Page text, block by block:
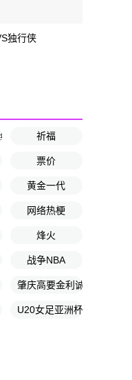
独行侠
第3轮 祈福
票价
黄金一代
网络热梗
烽火
战争NBA
肇庆高要金利诚峻
U20女足亚洲杯